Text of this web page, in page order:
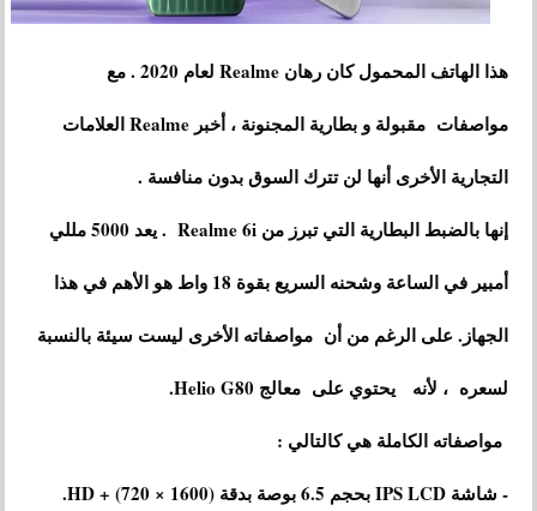
هذا الهاتف المحمول كان رهان Realme لعام 2020 . مع
مواصفات مقبولة و بطارية المجنونة ، أخبر Realme العلامات
التجارية الأخرى أنها لن تترك السوق بدون منافسة .
إنها بالضبط البطارية التي تبرز من Realme 6i . يعد 5000 مللي
أمبير في الساعة وشحنه السريع بقوة 18 واط هو الأهم في هذا
الجهاز. على الرغم من أن مواصفاته الأخرى ليست سيئة بالنسبة
لسعره ، لأنه يحتوي على معالج Helio G80.
مواصفاته الكاملة هي كالتالي :
- شاشة IPS LCD بحجم 6.5 بوصة بدقة HD + (720 × 1600).